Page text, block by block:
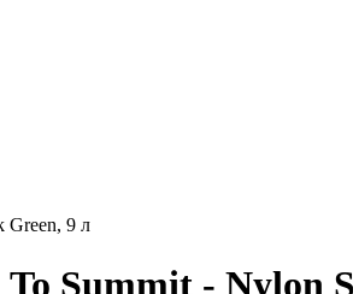
Green, 9 л
Summit - Nylon